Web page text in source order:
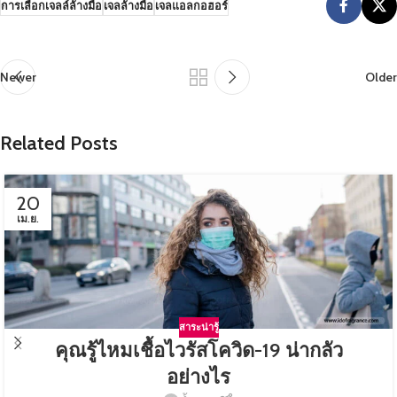
การเลือกเจลล์ล้างมือ เจลล้างมือ เจลแอลกอฮอร์
Newer Older
Related Posts
20
เม.ย.
สาระน่ารู้
คุณรู้ไหมเชื้อไวรัสโควิด-19 น่ากลัว
อย่างไร